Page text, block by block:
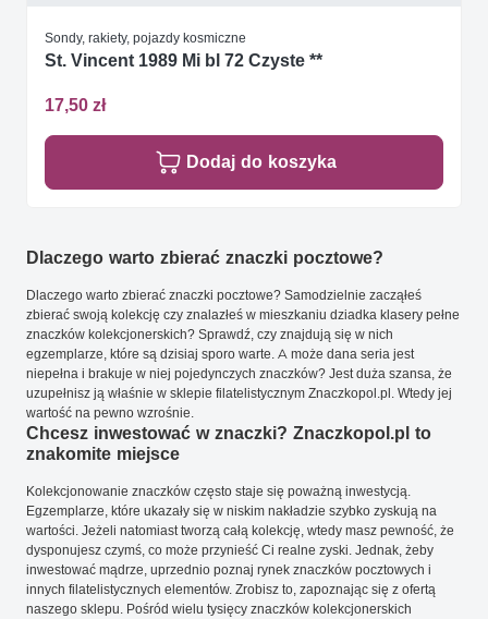
Sondy, rakiety, pojazdy kosmiczne
St. Vincent 1989 Mi bl 72 Czyste **
17,50 zł
Dodaj do koszyka
Dlaczego warto zbierać znaczki pocztowe?
Dlaczego warto zbierać znaczki pocztowe? Samodzielnie zacząłeś
zbierać swoją kolekcję czy znalazłeś w mieszkaniu dziadka klasery pełne
znaczków kolekcjonerskich? Sprawdź, czy znajdują się w nich
egzemplarze, które są dzisiaj sporo warte. A może dana seria jest
niepełna i brakuje w niej pojedynczych znaczków? Jest duża szansa, że
uzupełnisz ją właśnie w sklepie filatelistycznym Znaczkopol.pl. Wtedy jej
wartość na pewno wzrośnie.
Chcesz inwestować w znaczki? Znaczkopol.pl to
znakomite miejsce
Kolekcjonowanie znaczków często staje się poważną inwestycją.
Egzemplarze, które ukazały się w niskim nakładzie szybko zyskują na
wartości. Jeżeli natomiast tworzą całą kolekcję, wtedy masz pewność, że
dysponujesz czymś, co może przynieść Ci realne zyski. Jednak, żeby
inwestować mądrze, uprzednio poznaj rynek znaczków pocztowych i
innych filatelistycznych elementów. Zrobisz to, zapoznając się z ofertą
naszego sklepu. Pośród wielu tysięcy znaczków kolekcjonerskich